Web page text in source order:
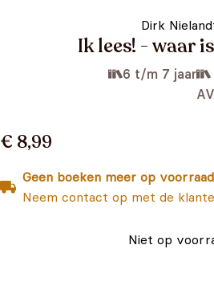
Dirk
Ik lees! - waar
6 t/m 7 jaar
€ 8,99
Geen boeken meer op voorraad
Neem contact op met de
Niet op